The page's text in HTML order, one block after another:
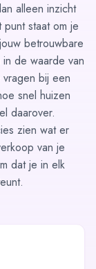
alleen inzicht
staat om je
betrouwbare
de waarde van
bij een
snel huizen
daarover.
zien wat er
van je
dat je in elk